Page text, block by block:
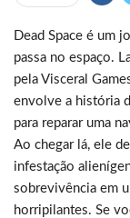
Dead Space é um
passa no espaço.
pela Visceral
envolve a história
para reparar uma
Ao chegar lá, ele
infestação
sobrevivência em
horripilantes. Se